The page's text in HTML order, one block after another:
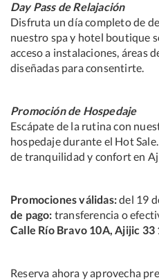
Day Pass de Relajación
Disfruta un día completo de
nuestro spa y hotel boutique
acceso a instalaciones, áreas
diseñadas para consentirte.
Promoción de Hospedaje
Escápate de la rutina con
hospedaje durante el Hot
de tranquilidad y confort en
Promociones válidas:del 19
de pago: transferencia o
Calle Río Bravo 10A, Ajijic
Reserva ahora y aprovecha